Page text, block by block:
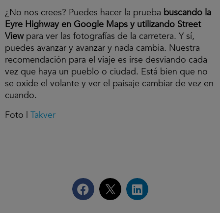
¿No nos crees? Puedes hacer la prueba buscando la
Eyre Highway en Google Maps y utilizando Street
View para ver las fotografías de la carretera. Y sí,
puedes avanzar y avanzar y nada cambia. Nuestra
recomendación para el viaje es irse desviando cada
vez que haya un pueblo o ciudad. Está bien que no
se oxide el volante y ver el paisaje cambiar de vez en
cuando.
Foto | Takver